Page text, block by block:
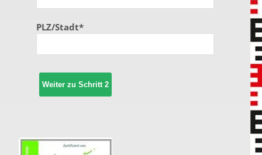
PLZ/Stadt*
Weiter zu Schritt 2